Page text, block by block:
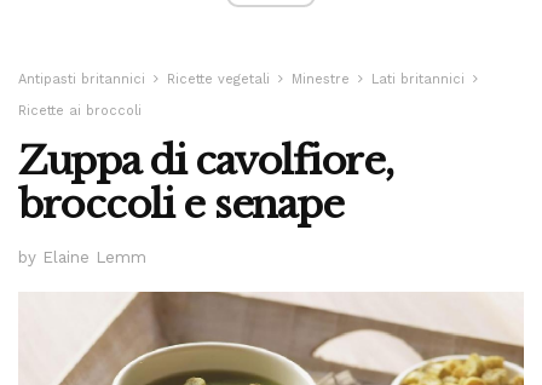
Antipasti britannici Ricette vegetali Minestre
Lati britannici
Ricette ai broccoli
Zuppa di cavolfiore,
broccoli e senape
by Elaine Lemm